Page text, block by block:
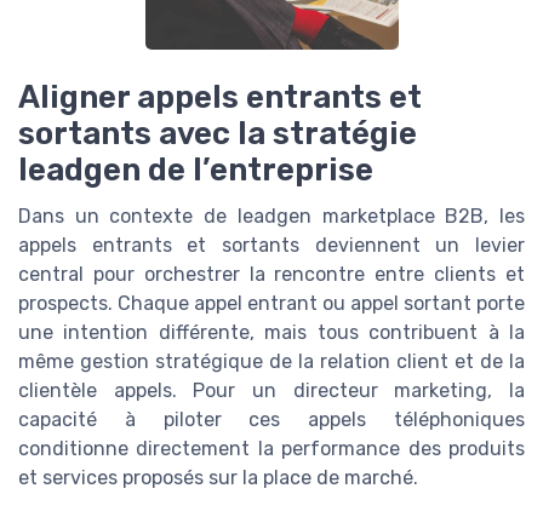
Aligner appels entrants et
sortants avec la stratégie
leadgen de l’entreprise
Dans un contexte de leadgen marketplace B2B, les
appels entrants et sortants deviennent un levier
central pour orchestrer la rencontre entre clients et
prospects. Chaque appel entrant ou appel sortant porte
une intention différente, mais tous contribuent à la
même gestion stratégique de la relation client et de la
clientèle appels. Pour un directeur marketing, la
capacité à piloter ces appels téléphoniques
conditionne directement la performance des produits
et services proposés sur la place de marché.